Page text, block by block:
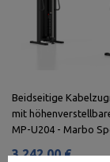
Beidseitige
mit
MP-U204 - Marbo
3 242,00 €